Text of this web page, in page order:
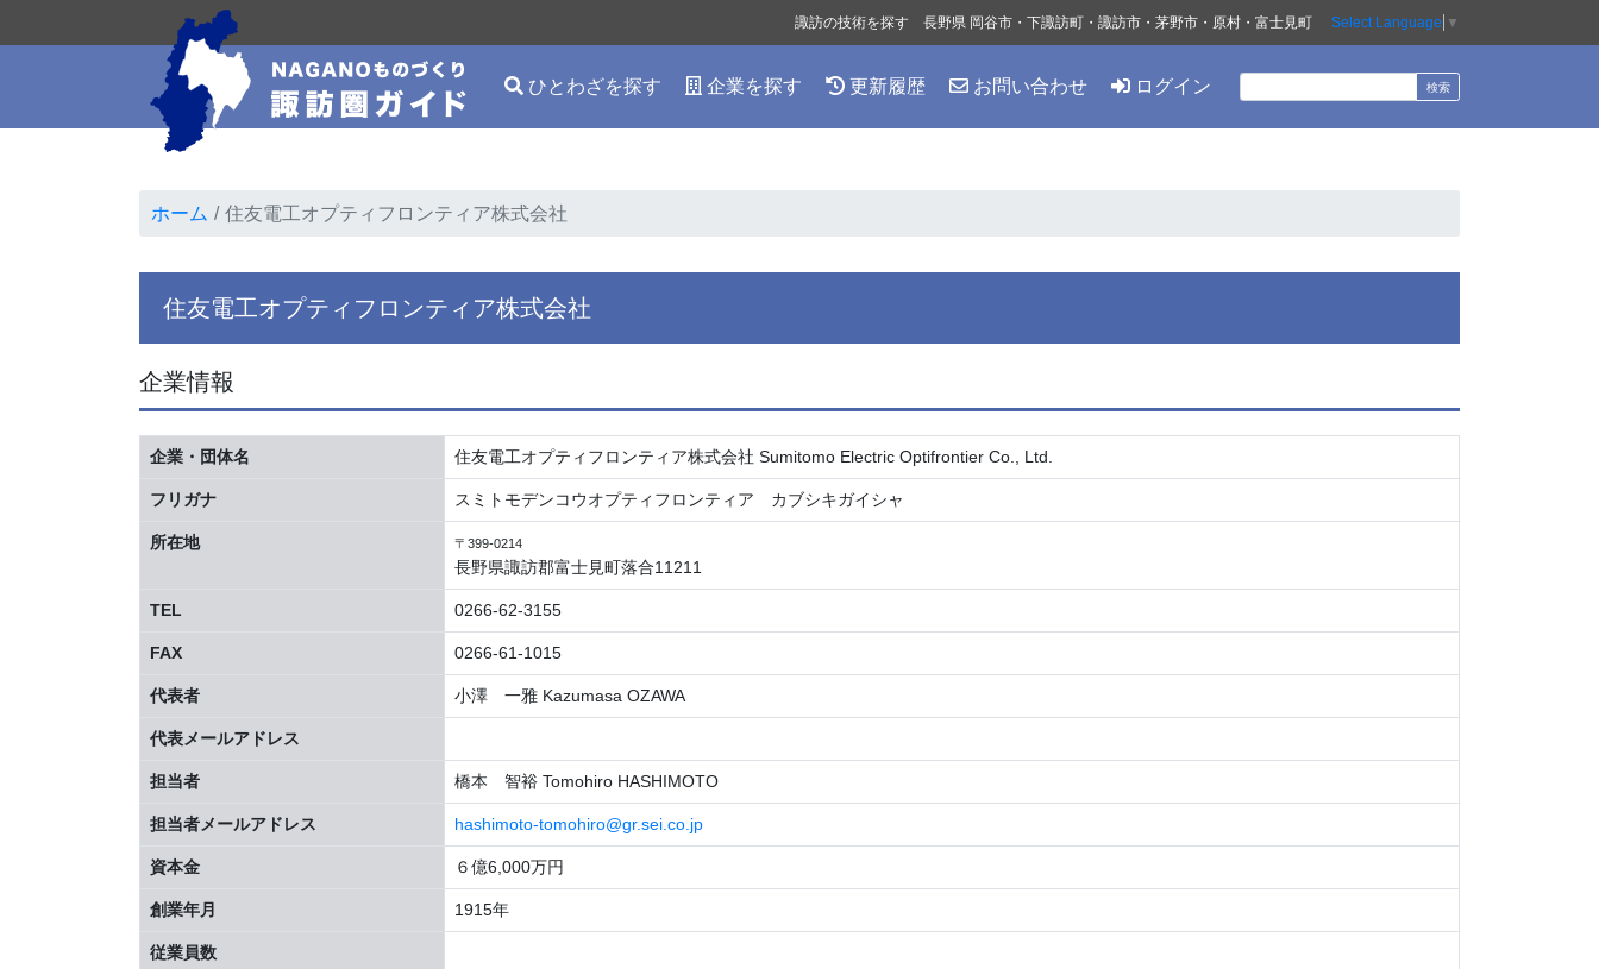
ひとわざを探す 企業を探す 更新履歴 お問い合わせ ログイン
諏訪の技術を探す 長野県 岡谷市・下諏訪町・諏訪市・茅野市・原村・富士見町 Select Language ▼
ホーム 住友電工オプティフロンティア株式会社
住友電工オプティフロンティア株式会社
企業情報
企業・団体名 住友電工オプティフロンティア株式会社 Sumitomo Electric Optifrontier Co., Ltd.
フリガナ スミトモデンコウオプティフロンティア カブシキガイシャ
所在地 〒399-0214
長野県諏訪郡富士見町落合11211
TEL 0266-62-3155
FAX 0266-61-1015
代表者 小澤 一雅 Kazumasa OZAWA
代表メールアドレス
担当者 橋本 智裕 Tomohiro HASHIMOTO
担当者メールアドレス hashimoto-tomohiro@gr.sei.co.jp
資本金 ６億6,000万円
創業年月 1915年
従業員数